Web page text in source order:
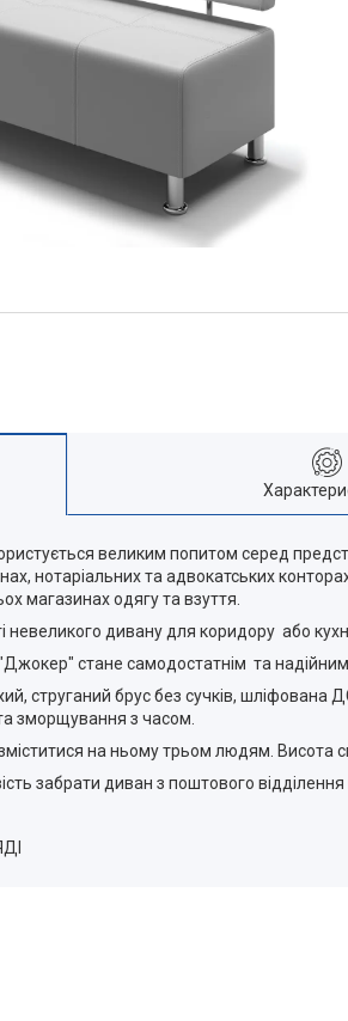
великим попитом серед
нотаріальних та адвокатських
магазинах одягу та взуття.
дивану для коридору або
стане самодостатнім та
струганий брус без сучків,
зморщування з часом.
на ньому трьом людям. Висота
забрати диван з поштового